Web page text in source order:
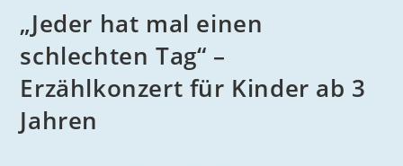
„Jeder hat mal einen
schlechten Tag“ –
Erzählkonzert für Kinder ab 3
Jahren